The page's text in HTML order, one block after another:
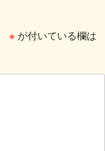
※ が付いている欄は